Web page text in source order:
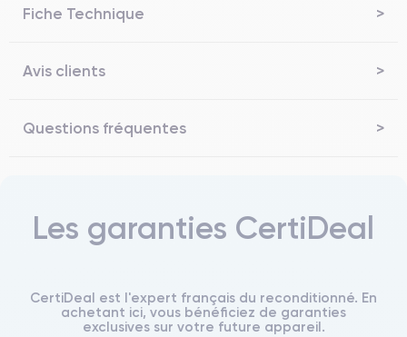
Fiche Technique
Avis clients
Questions fréquentes
Les garanties CertiDeal
CertiDeal est l'expert français du reconditionné. En
achetant ici, vous bénéficiez de garanties
exclusives sur votre future appareil.